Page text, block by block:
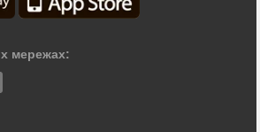
мережах: